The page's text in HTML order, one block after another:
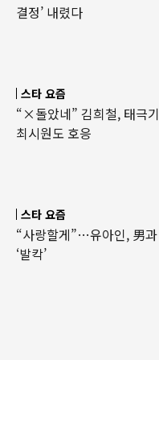
결정’ 내렸다
스타 요즘
“×돌았네” 김희철, 태극
최시원도 호응
스타 요즘
“사랑할게”…유아인, 男
‘발칵’